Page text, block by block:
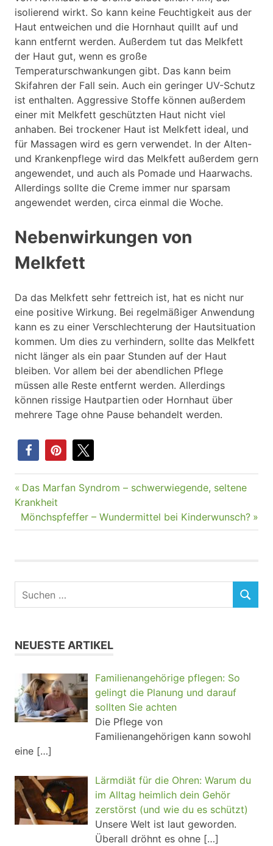
isolierend wirkt. So kann keine Feuchtigkeit aus der
Haut entweichen und die Hornhaut quillt auf und
kann entfernt werden. Außerdem tut das Melkfett
der Haut gut, wenn es große
Temperaturschwankungen gibt. Das kann beim
Skifahren der Fall sein. Auch ein geringer UV-Schutz
ist enthalten. Aggressive Stoffe können außerdem
einer mit Melkfett geschützten Haut nicht viel
anhaben. Bei trockener Haut ist Melkfett ideal, und
für Massagen wird es gern verwendet. In der Alten-
und Krankenpflege wird das Melkfett außerdem gern
angewendet, und auch als Pomade und Haarwachs.
Allerdings sollte die Creme immer nur sparsam
angewendet werden, circa einmal die Woche.
Nebenwirkungen von
Melkfett
Da das Melkfett sehr fettreich ist, hat es nicht nur
eine positive Wirkung. Bei regelmäßiger Anwendung
kann es zu einer Verschlechterung der Hautsituation
kommen. Um dies zu verhindern, sollte das Melkfett
nicht länger als ein paar Stunden auf der Haut
bleiben. Vor allem bei der abendlichen Pflege
müssen alle Reste entfernt werden. Allerdings
können rissige Hautpartien oder Hornhaut über
mehrere Tage ohne Pause behandelt werden.
Beitragsnavigation
Vorheriger
Beitrag:
Das Marfan Syndrom – schwerwiegende, seltene
Krankheit
Nächster
Beitrag:
Mönchspfeffer – Wundermittel bei Kinderwunsch?
NEUESTE ARTIKEL
Familienangehörige pflegen: So
gelingt die Planung und darauf
sollten Sie achten
Die Pflege von
Familienangehörigen kann sowohl
eine […]
Lärmdiät für die Ohren: Warum du
im Alltag heimlich dein Gehör
zerstörst (und wie du es schützt)
Unsere Welt ist laut geworden.
Überall dröhnt es ohne […]